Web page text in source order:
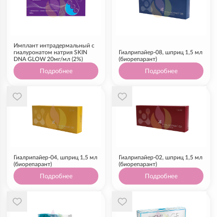
Имплант интрадермальный с
гиалуронатом натрия SKIN
DNA GLOW 20мг/мл (2%)
Подробнее
Гиалрипайер-08, шприц 1,5 мл
(биорепарант)
Подробнее
Гиалрипайер-04, шприц 1,5 мл
(биорепарант)
Подробнее
Гиалрипайер-02, шприц 1,5 мл
(биорепарант)
Подробнее